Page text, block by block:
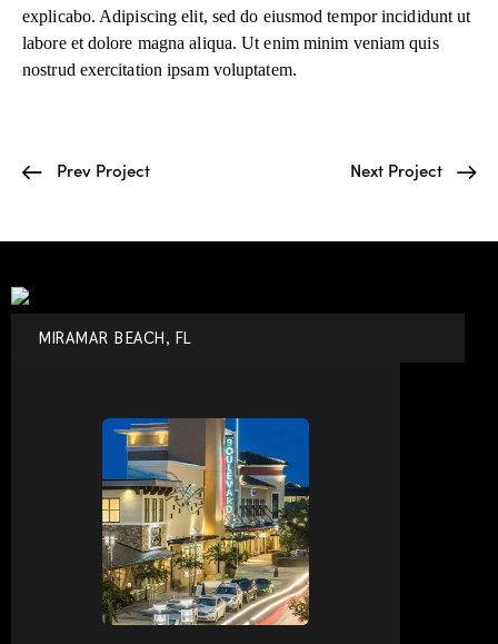
explicabo. Adipiscing elit, sed do eiusmod tempor incididunt ut
labore et dolore magna aliqua. Ut enim minim veniam quis
nostrud exercitation ipsam voluptatem.
Prev Project Next Project
MIRAMAR BEACH, FL